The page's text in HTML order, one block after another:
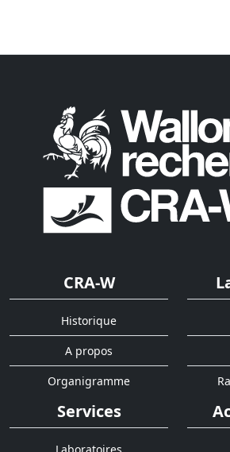
CRA-W
Historique
A propos
Organigramme
Services
Laboratoires